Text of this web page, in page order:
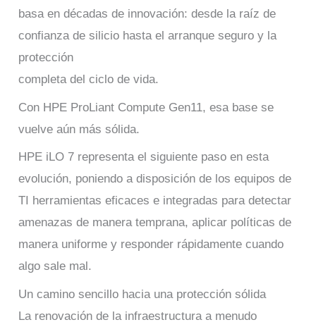
basa en décadas de innovación: desde la raíz de
confianza de silicio hasta el arranque seguro y la
protección
completa del ciclo de vida.
Con HPE ProLiant Compute Gen11, esa base se
vuelve aún más sólida.
HPE iLO 7 representa el siguiente paso en esta
evolución, poniendo a disposición de los equipos de
TI herramientas eficaces e integradas para detectar
amenazas de manera temprana, aplicar políticas de
manera uniforme y responder rápidamente cuando
algo sale mal.
Un camino sencillo hacia una protección sólida
La renovación de la infraestructura a menudo